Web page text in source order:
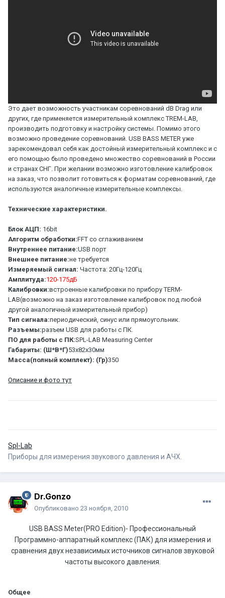
Это дает возможность участникам соревнований dB Drаg или
других, где применяется измерительный комплекс TREM-LAB,
производить подготовку и настройку системы. Помимо этого
возможно проведение соревнований. USB BASS METER уже
зарекомендовал себя как достойный измерительный комплекс и с
его помощью было проведено множество соревнований в России
и странах СНГ. При желании возможно изготовление калибровок
на заказ, что позволит готовиться к форматам соревнований, где
используются аналогичные измерительные комплексы.
Технические характеристики.
Блок АЦП: 16bit
Алгоритм обработки:FFT со сглаживанием
Внутреннее питание:USB порт
Внешнее питание:не требуется
Измеряемый сигнал: Частота: 20Гц-120Гц
Амплитуда:120-175дБ
Калибровки:встроенные калибровки по прибору TERM-
LAB(возможно на заказ изготовление калибровок под любой
другой аналогичный измерительный прибор)
Тип сигнала:периодический, синус или прямоугольник.
Разъемы:разъем USB для работы с ПК.
ПО для работы с ПК:SPL-LAB Measuring Center
Габариты: (Ш*В*Г)53х82х30мм
Масса(полный комплект): (Гр)350
Описание и фото тут
Spl-Lab
Приборы для измерения звукового давления и АЧХ.
Dr.Gonzo
Опубликовано 23 ноября, 2010
USB BASS Meter(PRO Edition)- Профессиональный
Программно-аппаратный комплекс (ПАК) для измерения и
сравнения двух независимых источников сигналов звуковой
частоты высокого давления.
Общее